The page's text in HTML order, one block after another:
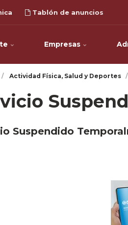
Tablón de anuncios
Empresas
Actividad Física, Salud y Deportes
Suspendido